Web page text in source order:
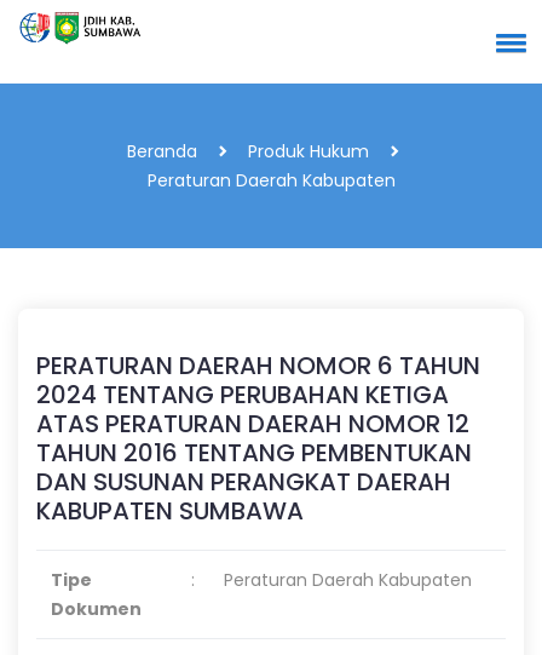
Beranda
Produk Hukum
Peraturan Daerah Kabupaten
PERATURAN DAERAH NOMOR 6 TAHUN
2024 TENTANG PERUBAHAN KETIGA
ATAS PERATURAN DAERAH NOMOR 12
TAHUN 2016 TENTANG PEMBENTUKAN
DAN SUSUNAN PERANGKAT DAERAH
KABUPATEN SUMBAWA
Tipe
Dokumen
: Peraturan Daerah Kabupaten